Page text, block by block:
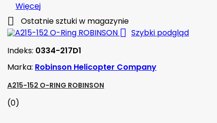
Więcej
 Ostatnie sztuki w magazynie
 Szybki podgląd
Indeks: 0334-217D1
Marka: Robinson Helicopter Company
A215-152 O-RING ROBINSON
(0)